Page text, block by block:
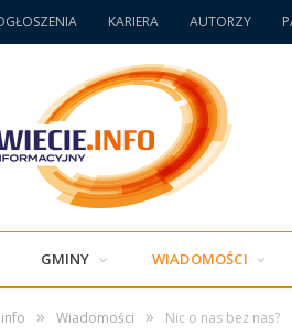
KARIERA AUTORZY
GMINY WIADOMOŚCI
» Wiadomości » Nic o nas bez nas?